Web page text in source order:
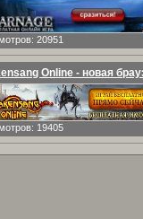
20951
Online - новая
19405